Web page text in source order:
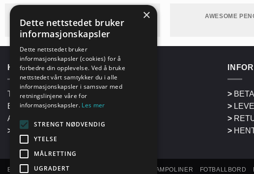
AWESOME
KONTAKTINFORMASJON
Telefon:90 88 84 84
E-post:mail@biljard.as
Adresse:
>
Om Biljard Import & Service
>
>
>
>
BORDTENNISBORD TRAMPOLINER FOTBALLBORD
×
Dette nettstedet bruker
informasjonskapsler
Dette nettstedet bruker
informasjonskapsler (cookies) for å
forbedre din opplevelse. Ved å bruke
nettstedet vårt samtykker du i alle
informasjonskapsler i samsvar med
retningslinjene våre for
informasjonskapsler. Les mer
STRENGT NØDVENDIG
YTELSE
MÅLRETTING
UGRADERT